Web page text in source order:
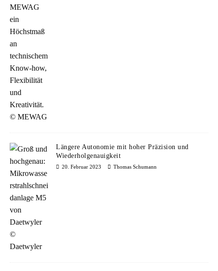
Längere Autonomie mit hoher Präzision und
Wiederholgenauigkeit
20. Februar 2023 Thomas Schumann